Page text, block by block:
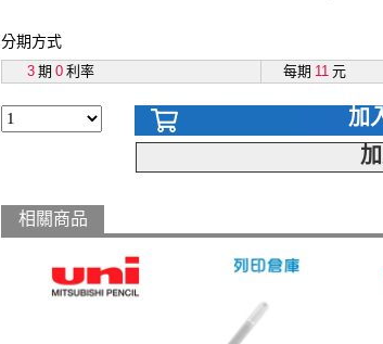
分期方式
3 期 0 利率 每期 11 元
加
相關商品